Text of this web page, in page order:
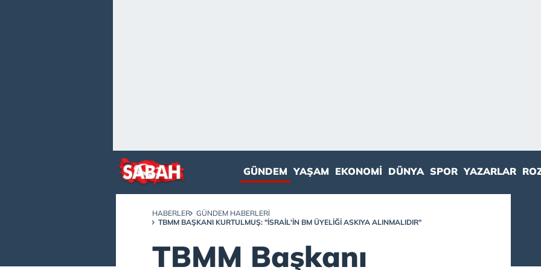
GÜNDEM YAŞAM EKONOMI DÜNYA SPOR YAZARLAR
HABERLER
GÜNDEM HABERLERI
TBMM BAŞKANI KURTULMUŞ: "İSRAIL'IN BM ÜYELIĞI ASKIYA ALINMALIDIR"
TBMM Başkanı